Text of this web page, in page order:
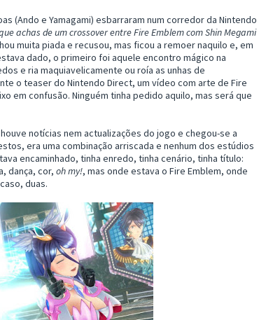
(Ando e Yamagami) esbarraram num corredor da Nintendo
achas de um crossover entre Fire Emblem com Shin Megami
muita piada e recusou, mas ficou a remoer naquilo e, em
dado, o primeiro foi aquele encontro mágico na
e ria maquiavelicamente ou roía as unhas de
o teaser do Nintendo Direct, um vídeo com arte de Fire
em confusão. Ninguém tinha pedido aquilo, mas será que
notícias nem actualizações do jogo e chegou-se a
era uma combinação arriscada e nenhum dos estúdios
encaminhado, tinha enredo, tinha cenário, tinha título:
dança, cor, oh my!, mas onde estava o Fire Emblem, onde
duas.